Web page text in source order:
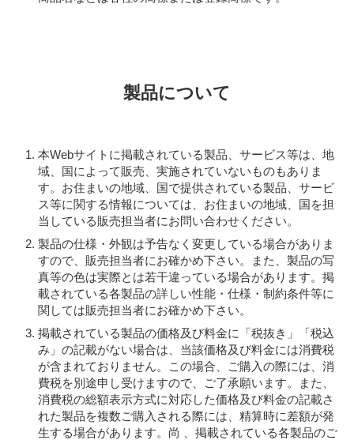
製品について
本Webサイトに掲載されている製品、サービス等は、地
域、国によって販売、実施されていないものもありま
す。お住まいの地域、国で提供されている製品、サービ
ス等に関する情報については、お住まいの地域、国を担
当している販売担当者にお問い合わせください。
製品の仕様・外観は予告なく変更している場合がありま
すので、販売担当者にお確かめ下さい。また、製品の写
真等の色は実際とは若干違っている場合があります。掲
載されている各製品の詳しい性能・仕様・制約条件等に
関しては販売担当者にお確かめ下さい。
掲載されている製品の価格及び料金に「税抜き」「税込
み」の記載がない場合は、当該価格及び料金には消費税
が含まれておりません。この場合、ご購入の際には、消
費税を別途申し受けますので、ご了承願います。また、
消費税の総額表示方式に対応した価格及び料金の記載さ
れた製品を複数ご購入される際には、精算時に差額が発
生する場合があります。尚 、掲載されている各製品のご